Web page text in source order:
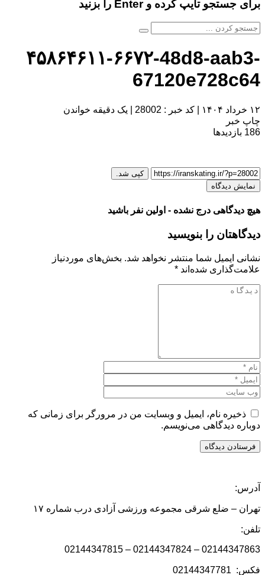
برای جستجو تایپ کرده و Enter را بزنید
۴۵۸۶۴۶۱۱-۶۶۷۲-48d8-aab3-
67120e728c64
۱۲ خرداد ۱۴۰۴ کد خبر : 28002
یک دقیقه خواندن
چاپ خبر
186 بازدیدها
کپی شد.
نمایش دیدگاه
هیچ دیدگاهی درج نشده - اولین نفر باشید
دیدگاهتان را بنویسید
نشانی ایمیل شما منتشر نخواهد شد. بخش‌های موردنیاز
علامت‌گذاری شده‌اند *
ذخیره نام، ایمیل و وبسایت من در مرورگر برای زمانی که
دوباره دیدگاهی می‌نویسم.
آدرس:
تهران – ضلع شرقی مجموعه ورزشی آزادی درب شماره ۱۷
تلفن:
02144347863 – 02144347824 – 02144347815
فکس: 02144347781